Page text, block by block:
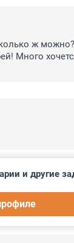
ж
Много
и другие